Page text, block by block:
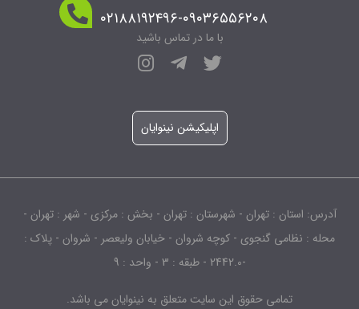
۰۲۱۸۸۱۹۲۴۹۶-۰۹۰۳۶۵۵۶۲۰۸
با ما در تماس باشید
اپلیکیشن نینوایان
آدرس: استان : تهران - شهرستان : تهران - بخش : مرکزی - شهر : تهران -
محله : نظامی گنجوی - کوچه شروان - خیابان ولیعصر - شروان - پلاک :
-2442.0 - طبقه : 3 - واحد : 9
تمامی حقوق این سایت متعلق به نینوایان می باشد.